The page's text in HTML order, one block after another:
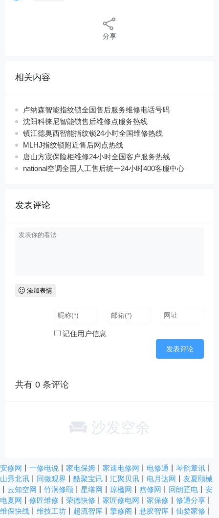
分享
相关内容
卢纳森智能指纹锁全国售后服务维修电话号码
沈阳科徕尼智能锁售后维修点服务热线
镇江德奥西智能指纹锁24小时全国维修热线
MLHJ指纹锁附近售后网点热线
唐山方宬保险柜维修24小时全国客户服务热线
national空调全国人工售后统一24小时400客服中心
发表评论
添加表情
记住用户信息
共有0 条评论
沙发空余
安修网 一修电说 家电保姆 家速电修网 电修通 琴韵章讯
山秀北讯
同微观界 酷聚宝讯 汇聚贝讯 电月达网
友夏颐械
云知空网 竹涧修颐 星缮网 琼楹网 煦修网 回朗匠电
安
电夏网
修匠维修 荣德快修 家匠修电网 家保修 修通分享
维保快线
维技工坊 超流智库 擎修阁 悬胶智库 仙娄家修